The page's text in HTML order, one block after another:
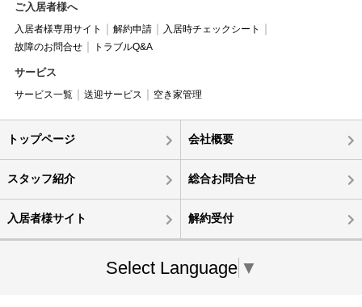
ご入居者様へ
入居者様専用サイト 解約申請
入居時チェックシート
故障のお問合せ
トラブルQ&A
サービス
サービス一覧 送迎サービス 空き家管理
トップページ 会社概要
スタッフ紹介 総合お問合せ
入居者様サイト 解約受付
Select Language ▼